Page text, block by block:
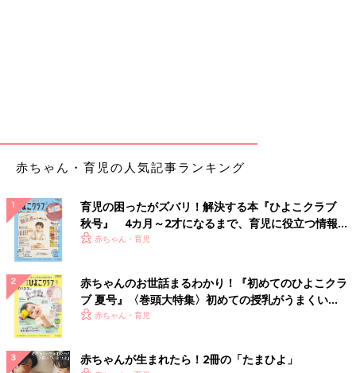
赤ちゃん・育児の人気記事ランキング
育児の困ったがズバリ！解決する本『ひよこクラブ
秋号』 4カ月～2才になるまで、育児に役立つ情報が
いっぱい！
赤ちゃん・育児
赤ちゃんのお世話まるわかり！『初めてのひよこクラ
ブ 夏号』〈巻頭大特集〉初めての授乳がうまくい
く！ おっぱい・ミルクの基本と夏のトラブル 解決テ
赤ちゃん・育児
赤ちゃんが生まれたら！2冊の「たまひよ」